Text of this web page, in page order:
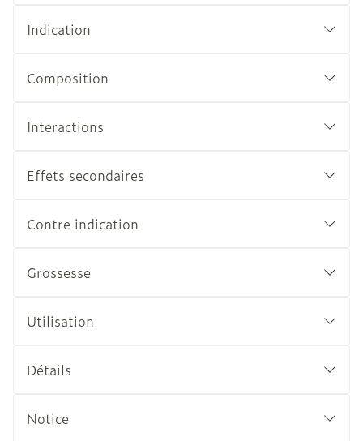
Indication
Composition
Interactions
Effets secondaires
Contre indication
Grossesse
Utilisation
Détails
Notice